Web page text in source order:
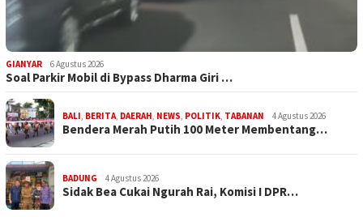
GIANYAR 6 Agustus 2026
Soal Parkir Mobil di Bypass Dharma Giri …
BALI BERITA DAERAH NEWS POLITIK TABANAN 4 Agustus 2026
Bendera Merah Putih 100 Meter Membentang…
BADUNG 4 Agustus 2026
Sidak Bea Cukai Ngurah Rai, Komisi I DPR…